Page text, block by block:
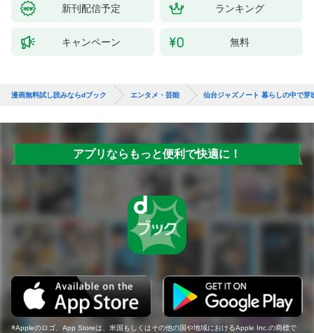
新刊配信予定 ランキング
キャンペーン 無料
漫画無料試し読みならdブック エンタメ・芸能 仙台ジャズノート 暮らしの中で芽
アプリならもっと便利で快適に！
Appleのロゴ、App Storeは、米国もしくはその他の国や地域におけるApple Inc.の商標で